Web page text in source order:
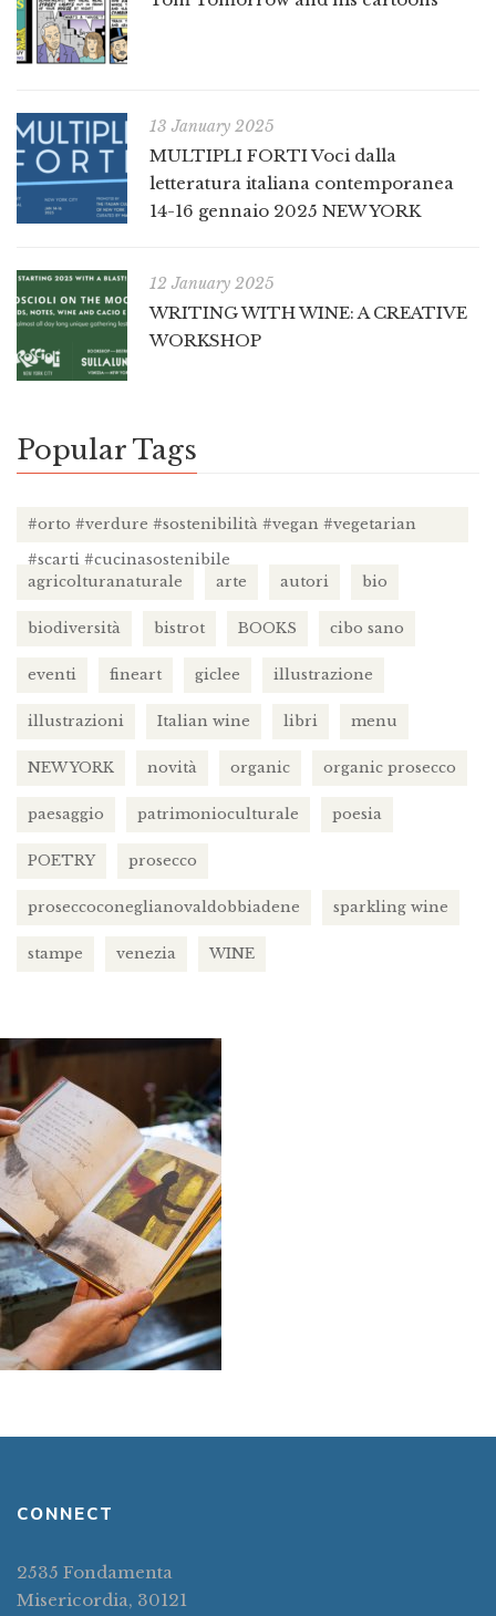
13 January 2025
MULTIPLI FORTI Voci dalla
letteratura italiana contemporanea
14-16 gennaio 2025 NEW YORK
12 January 2025
WRITING WITH WINE: A CREATIVE
WORKSHOP
Popular Tags
#orto #verdure #sostenibilità #vegan #vegetarian
#scarti #cucinasostenibile
agricolturanaturale
arte autori bio
biodiversità bistrot BOOKS cibo sano
eventi fineart giclee illustrazione
illustrazioni Italian wine libri menu
NEW YORK novità organic organic prosecco
paesaggio patrimonioculturale poesia
POETRY prosecco
proseccoconeglianovaldobbiadene sparkling wine
stampe venezia WINE
CONNECT
2535 Fondamenta
Misericordia, 30121